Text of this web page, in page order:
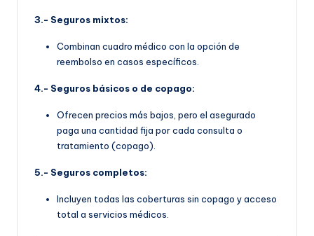
3.- Seguros mixtos:
Combinan cuadro médico con la opción de
reembolso en casos específicos.
4.- Seguros básicos o de copago:
Ofrecen precios más bajos, pero el asegurado
paga una cantidad fija por cada consulta o
tratamiento (copago).
5.- Seguros completos:
Incluyen todas las coberturas sin copago y acceso
total a servicios médicos.